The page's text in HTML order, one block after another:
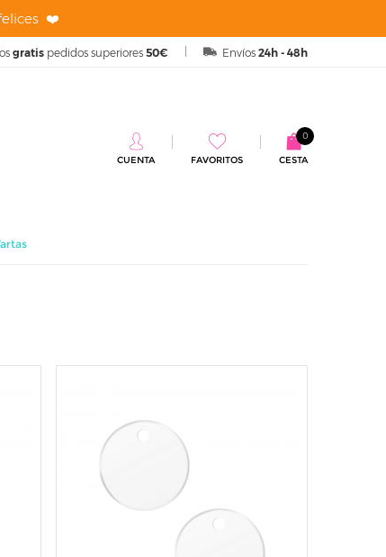
❤️
Envíos 24h - 48h
gratis pedidos superiores 50€
CESTA
0
CUENTA FAVORITOS